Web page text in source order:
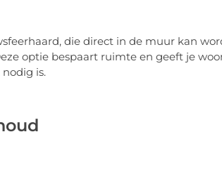
die direct in de muur kan
optie bespaart ruimte en geeft je
is.